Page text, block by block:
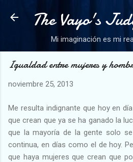
Ir al contenido
The Vayo's
Mi imaginación es mi
Igualdad entre mujeres y
noviembre 25, 2013
Me resulta indignante que hoy en
que crean que ya se ha ganado la
que la mayoría de la gente solo
continua, en días como el de hoy.
que haya mujeres que crean que